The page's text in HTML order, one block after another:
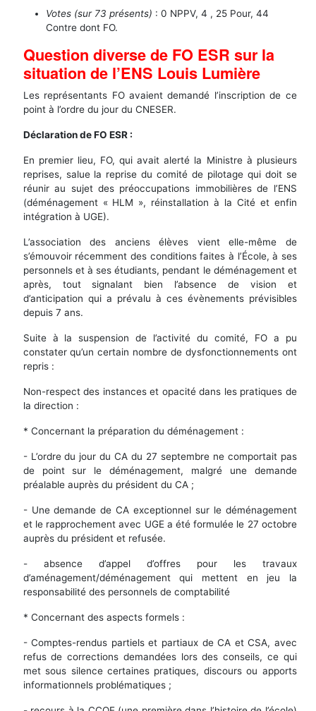
Votes (sur 73 présents) : 0 NPPV, 4 , 25 Pour, 44
Contre dont FO.
Question diverse de FO ESR sur la
situation de l’ENS Louis Lumière
Les représentants FO avaient demandé l’inscription de ce
point à l’ordre du jour du CNESER.
Déclaration de FO ESR :
En premier lieu, FO, qui avait alerté la Ministre à plusieurs
reprises, salue la reprise du comité de pilotage qui doit se
réunir au sujet des préoccupations immobilières de l’ENS
(déménagement « HLM », réinstallation à la Cité et enfin
intégration à UGE).
L’association des anciens élèves vient elle-même de
s’émouvoir récemment des conditions faites à l’École, à ses
personnels et à ses étudiants, pendant le déménagement et
après, tout signalant bien l’absence de vision et
d’anticipation qui a prévalu à ces évènements prévisibles
depuis 7 ans.
Suite à la suspension de l’activité du comité, FO a pu
constater qu’un certain nombre de dysfonctionnements ont
repris :
Non-respect des instances et opacité dans les pratiques de
la direction :
* Concernant la préparation du déménagement :
- L’ordre du jour du CA du 27 septembre ne comportait pas
de point sur le déménagement, malgré une demande
préalable auprès du président du CA ;
- Une demande de CA exceptionnel sur le déménagement
et le rapprochement avec UGE a été formulée le 27 octobre
auprès du président et refusée.
- absence d’appel d’offres pour les travaux
d’aménagement/déménagement qui mettent en jeu la
responsabilité des personnels de comptabilité
* Concernant des aspects formels :
- Comptes-rendus partiels et partiaux de CA et CSA, avec
refus de corrections demandées lors des conseils, ce qui
met sous silence certaines pratiques, discours ou apports
informationnels problématiques ;